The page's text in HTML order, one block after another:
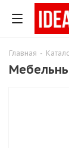
Главная -